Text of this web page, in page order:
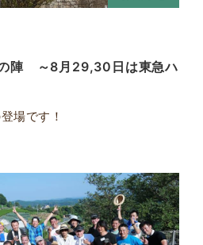
陣 ～8月29,30日は東急ハ
場です！